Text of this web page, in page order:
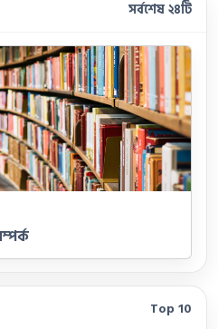
সর্বশেষ ২৪টি
Top 10